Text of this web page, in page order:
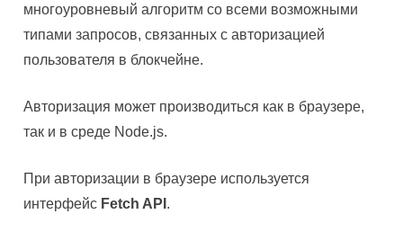
многоуровневый алгоритм со всеми возможными
типами запросов, связанных с авторизацией
пользователя в блокчейне.
Авторизация может производиться как в браузере,
так и в среде Node.js.
При авторизации в браузере используется
интерфейс Fetch API .